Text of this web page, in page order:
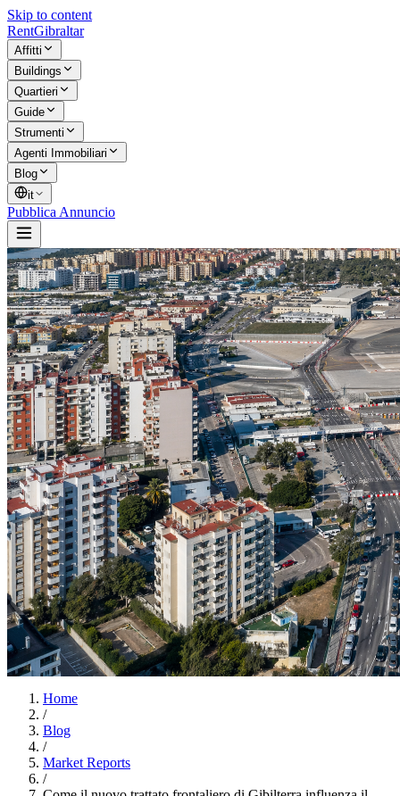
Skip to content
RentGibraltar
Affitti
Buildings
Quartieri
Guide
Strumenti
Agenti Immobiliari
Blog
it
Pubblica Annuncio
Home
/
Blog
/
Market Reports
/